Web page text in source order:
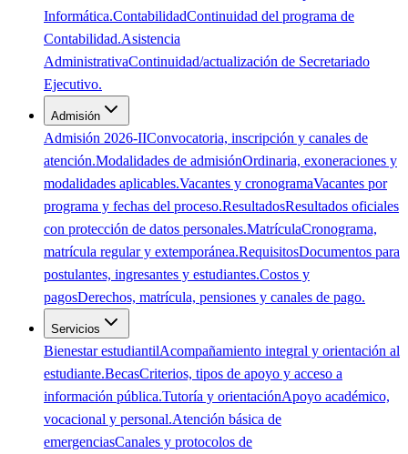
Informática.ContabilidadContinuidad del programa de
Contabilidad.Asistencia
AdministrativaContinuidad/actualización de Secretariado
Ejecutivo.
Admisión
Admisión 2026-IIConvocatoria, inscripción y canales de
atención.Modalidades de admisiónOrdinaria, exoneraciones y
modalidades aplicables.Vacantes y cronogramaVacantes por
programa y fechas del proceso.ResultadosResultados oficiales
con protección de datos personales.MatrículaCronograma,
matrícula regular y extemporánea.RequisitosDocumentos para
postulantes, ingresantes y estudiantes.Costos y
pagosDerechos, matrícula, pensiones y canales de pago.
Servicios
Bienestar estudiantilAcompañamiento integral y orientación al
estudiante.BecasCriterios, tipos de apoyo y acceso a
información pública.Tutoría y orientaciónApoyo académico,
vocacional y personal.Atención básica de
emergenciasCanales y protocolos de